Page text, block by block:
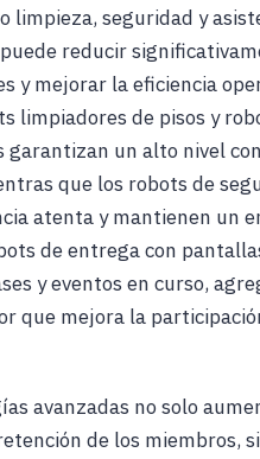
limpieza, seguridad y
reducir
y mejorar la eficiencia
limpiadores de pisos y
garantizan un alto nivel
que los robots de
atenta y mantienen un
de entrega con
y eventos en curso,
que mejora la
avanzadas no solo
de los miembros,